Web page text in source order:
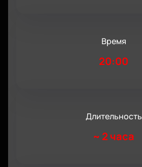
Время
20:00
Длительность
~ 2 часа